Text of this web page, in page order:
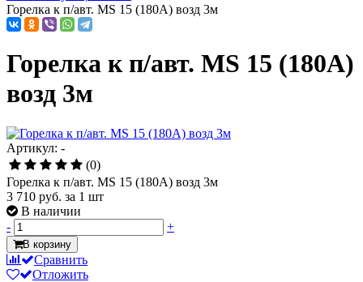
Горелка к п/авт. MS 15 (180А) возд 3м
Горелка к п/авт. MS 15 (180А)
возд 3м
Артикул: -
(0)
Горелка к п/авт. MS 15 (180А) возд 3м
3 710 руб. за 1 шт
В наличии
-
+
В корзину
Сравнить
Отложить